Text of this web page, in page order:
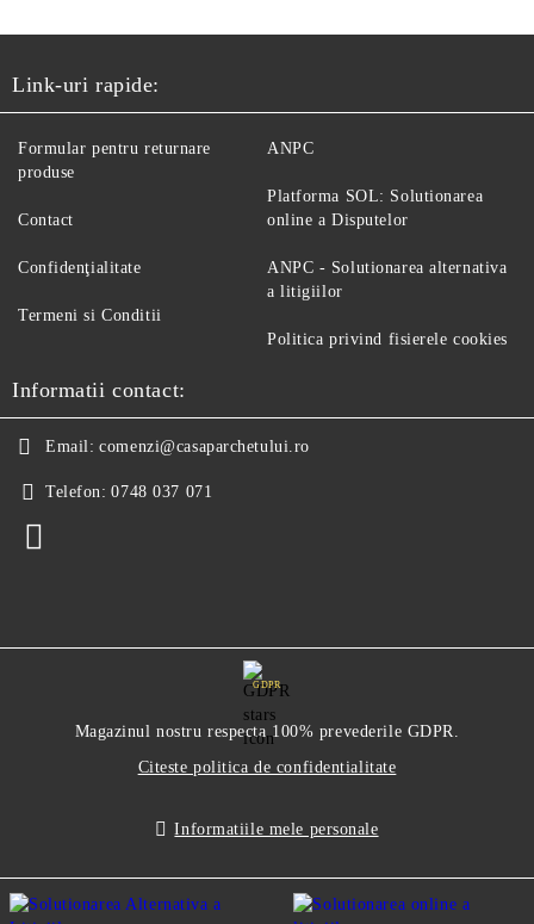
Link-uri rapide:
Formular pentru returnare
produse
Contact
Confidenţialitate
Termeni si Conditii
ANPC
Platforma SOL: Solutionarea
online a Disputelor
ANPC - Solutionarea alternativa
a litigiilor
Politica privind fisierele cookies
Informatii contact:
Email: comenzi@casaparchetului.ro
Telefon: 0748 037 071
GDPR
Magazinul nostru respecta 100% prevederile GDPR.
Citeste politica de confidentialitate
Informatiile mele personale